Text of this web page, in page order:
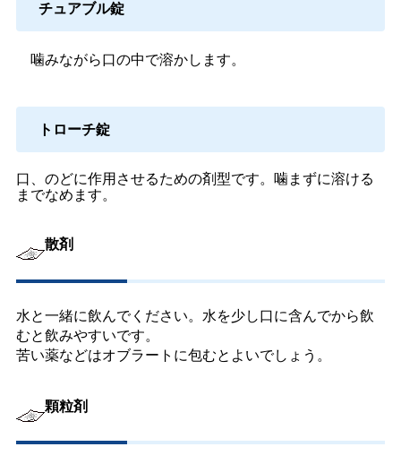
チュアブル錠
噛みながら口の中で溶かします。
トローチ錠
口、のどに作用させるための剤型です。噛まずに溶ける
までなめます。
散剤
水と一緒に飲んでください。水を少し口に含んでから飲
むと飲みやすいです。
苦い薬などはオブラートに包むとよいでしょう。
顆粒剤